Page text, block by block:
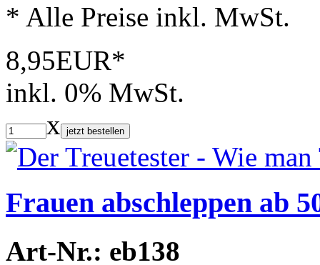
* Alle Preise inkl. MwSt.
8,95EUR*
inkl. 0% MwSt.
x jetzt bestellen
Frauen abschleppen ab
Art-Nr.: eb138